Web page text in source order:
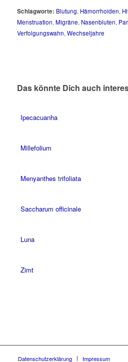
Schlagworte: Blutung, Hämorrhoiden,
Menstruation, Migräne, Nasenbluten,
Verfolgungswahn, Wechseljahre
Das könnte Dich auch
Ipecacuanha
Millefolium
Menyanthes trifoliata
Saccharum officinale
Luna
Zimt
Datenschutzerklärung Impressum